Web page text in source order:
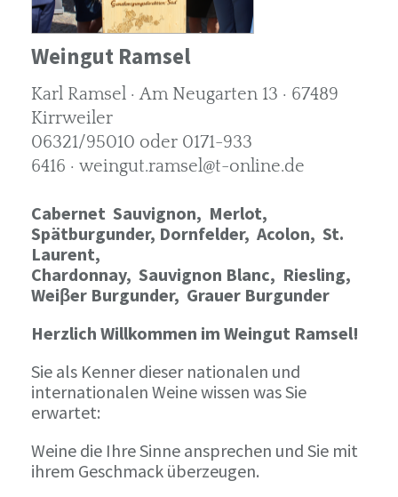
Weingut Ramsel
Karl Ramsel · Am Neugarten 13 · 67489
Kirrweiler
06321/95010 oder 0171-933
6416 · weingut.ramsel@t-online.de
Cabernet Sauvignon, Merlot,
Spätburgunder, Dornfelder, Acolon, St.
Laurent,
Chardonnay, Sauvignon Blanc, Riesling,
Weiβer Burgunder, Grauer Burgunder
Herzlich Willkommen im Weingut Ramsel!
Sie als Kenner dieser nationalen und
internationalen Weine wissen was Sie
erwartet:
Weine die Ihre Sinne ansprechen und Sie mit
ihrem Geschmack überzeugen.